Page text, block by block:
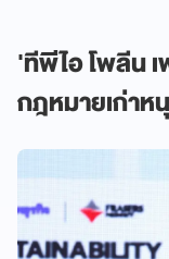
'ทีพีไอ โพลีน
กฎหมายเก่าห